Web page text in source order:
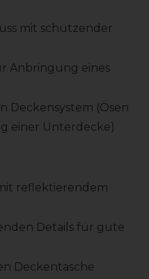
mit schützender
Anbringung eines
Deckensystem (Ösen
einer Unterdecke)
reflektierendem
Details für gute
Deckentasche